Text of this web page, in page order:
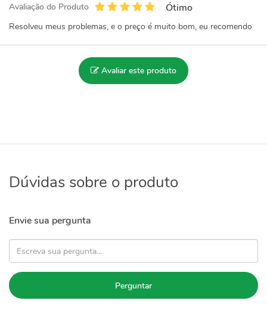
Avaliação do Produto
Ótimo
Resolveu meus problemas, e o preço é muito bom, eu recomendo
Avaliar este produto
Dúvidas sobre o produto
Envie sua pergunta
Perguntar